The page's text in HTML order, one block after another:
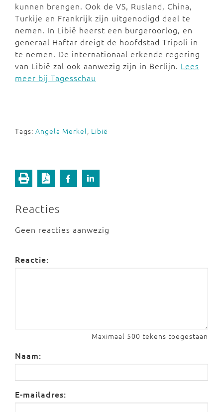
kunnen brengen. Ook de VS, Rusland, China,
Turkije en Frankrijk zijn uitgenodigd deel te
nemen. In Libië heerst een burgeroorlog, en
generaal Haftar dreigt de hoofdstad Tripoli in
te nemen. De internationaal erkende regering
van Libië zal ook aanwezig zijn in Berlijn. Lees
meer bij Tagesschau
Tags: Angela Merkel, Libië
Reacties
Geen reacties aanwezig
Reactie:
Maximaal 500 tekens toegestaan
Naam:
E-mailadres: